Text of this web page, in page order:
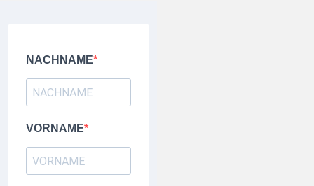
NACHNAME
VORNAME